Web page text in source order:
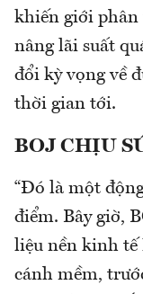
khiến giới phân
nâng lãi suất
đổi kỳ vọng về
thời gian tới.
BOJ CHỊU
“Đó là một
điểm. Bây giờ,
liệu nền kinh tế
cánh mềm,